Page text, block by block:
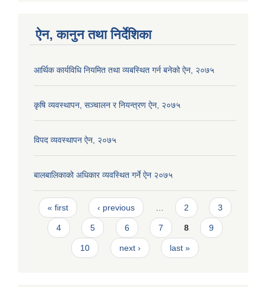
ऐन, कानुन तथा निर्देशिका
आर्थिक कार्यविधि नियमित तथा व्यबस्थित गर्न बनेको ऐन, २०७५
कृषि व्यवस्थापन, सञ्चालन र नियन्त्रण ऐन, २०७५
विपद व्यवस्थापन ऐन, २०७५
बालबालिकाको अधिकार व्यवस्थित गर्ने ऐन २०७५
Pages
« first ‹ previous 2 3
4 5 6 7 8 9
10 next › last »